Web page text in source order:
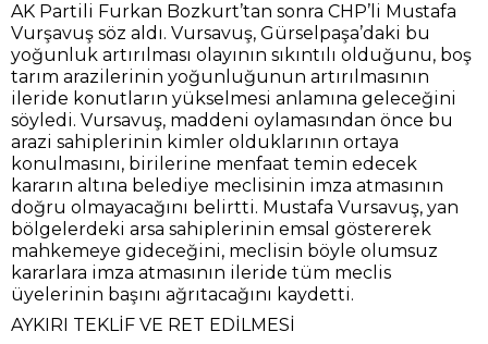
AK Partili Furkan Bozkurt’tan sonra CHP’li Mustafa
Vurşavuş söz aldı. Vursavuş, Gürselpaşa’daki bu
yoğunluk artırılması olayının sıkıntılı olduğunu, boş
tarım arazilerinin yoğunluğunun artırılmasının
ileride konutların yükselmesi anlamına geleceğini
söyledi. Vursavuş, maddeni oylamasından önce bu
arazi sahiplerinin kimler olduklarının ortaya
konulmasını, birilerine menfaat temin edecek
kararın altına belediye meclisinin imza atmasının
doğru olmayacağını belirtti. Mustafa Vursavuş, yan
bölgelerdeki arsa sahiplerinin emsal göstererek
mahkemeye gideceğini, meclisin böyle olumsuz
kararlara imza atmasının ileride tüm meclis
üyelerinin başını ağrıtacağını kaydetti.
AYKIRI TEKLİF VE RET EDİLMESİ